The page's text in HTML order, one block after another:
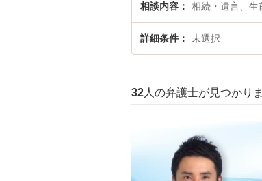
相談内容 相続・遺言、生
詳細条件 未選択
32 人の弁護士が見つかり